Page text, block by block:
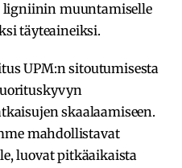
muuntamiselle
täyteaineiksi.
UPM:n sitoutumisesta
skaalaamiseen.
mahdollistavat
luovat pitkäaikaista